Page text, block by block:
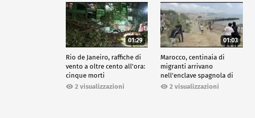
01:29
Rio de Janeiro, raffiche di
vento a oltre cento all'ora:
cinque morti
2 visualizzazioni
01:03
Marocco, centinaia di
migranti arrivano
nell'enclave spagnola di
Ceuta2 visualizzazioni